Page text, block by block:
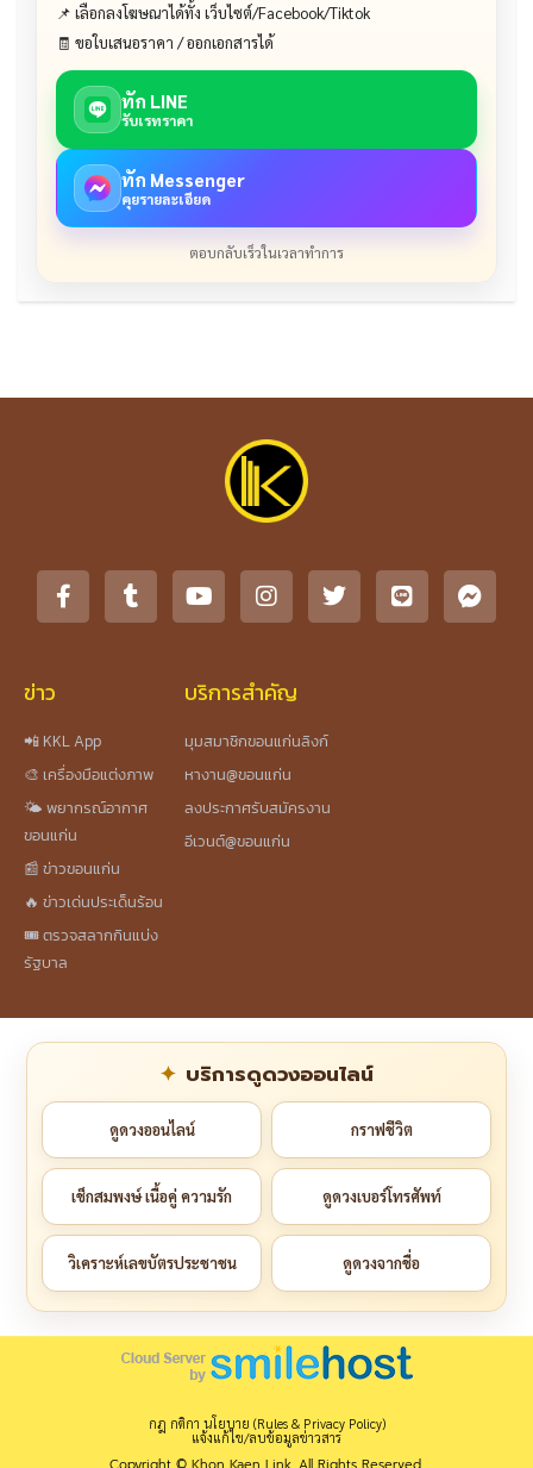
📌 เลือกลงโฆษณาได้ทั้ง เว็บไซต์/Facebook/Tiktok
🧾 ขอใบเสนอราคา / ออกเอกสารได้
ทัก LINE
รับเรทราคา
ทัก Messenger
คุยรายละเอียด
ตอบกลับเร็วในเวลาทำการ
ข่าว
📲 KKL App
🎨 เครื่องมือแต่งภาพ
🌤️ พยากรณ์อากาศ
ขอนแก่น
📰 ข่าวขอนแก่น
🔥 ข่าวเด่นประเด็นร้อน
🎟️ ตรวจสลากกินแบ่ง
รัฐบาล
บริการสำคัญ
มุมสมาชิกขอนแก่นลิงก์
หางาน@ขอนแก่น
ลงประกาศรับสมัครงาน
อีเวนต์@ขอนแก่น
บริการดูดวงออนไลน์
ดูดวงออนไลน์ กราฟชีวิต
เช็กสมพงษ์ เนื้อคู่ ความรัก ดูดวงเบอร์โทรศัพท์
วิเคราะห์เลขบัตรประชาชน ดูดวงจากชื่อ
กฎ กติกา นโยบาย (Rules & Privacy Policy)
แจ้งแก้ไข/ลบข้อมูลข่าวสาร